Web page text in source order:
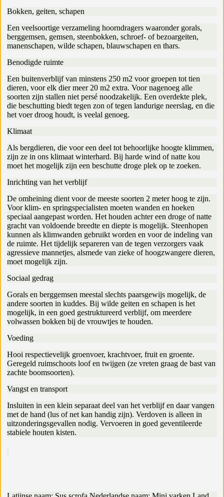
Bokken, geiten, schapen
Een veelsoortige verzameling hoorndragers waaronder gorals,
berggemsen, gemsen, steenbokken, schroef- of bezoargeiten,
manenschapen, wilde schapen, blauwschapen en thars.
Benodigde ruimte
Een buitenverblijf van minstens 250 m2 voor groepen tot tien
dieren, voor elk dier meer 20 m2 extra. Voor nagenoeg alle
soorten zijn stallen niet persé noodzakelijk. Een overdekte plek,
die beschutting biedt tegen zon of tegen landurige neerslag, en die
het voer droog houdt, is veelal genoeg.
Klimaat
Als bergdieren, die voor een deel tot behoorlijke hoogte klimmen,
zijn ze in ons klimaat winterhard. Bij harde wind of natte kou
moet het mogelijk zijn een beschutte droge plek op te zoeken.
Inrichting van het verblijf
De omheining dient voor de meeste soorten 2 meter hoog te zijn.
Voor klim- en springspecialisten moeten wanden en hoeken
speciaal aangepast worden. Het houden achter een droge of natte
gracht van voldoende breedte en diepte is mogelijk. Steenhopen
kunnen als klimwanden gebruikt worden en voor de indeling van
de ruimte. Het tijdelijk separeren van de tegen verzorgers vaak
agressieve mannetjes, alsmede van zieke of hoogzwangere dieren,
moet mogelijk zijn.
Sociaal gedrag
Gorals en berggemsen meestal slechts paarsgewijs mogelijk, de
andere soorten in kuddes. Bij wilde geiten en schapen is het
mogelijk, in een goed gestruktureerd verblijf, om meerdere
volwassen bokken bij de vrouwtjes te houden.
Voeding
Hooi respectievelijk groenvoer, krachtvoer, fruit en groente.
Geregeld ruimschoots loof en twijgen (ze vreten graag de bast van
zachte boomsoorten).
Vangst en transport
Insluiten in een klein separaat deel van het verblijf en daar vangen
met de hand (lus of net kan handig zijn). Verdoven is alleen in
uitzonderingsgevallen nodig. Vervoeren in goed geventileerde
stabiele houten kisten.